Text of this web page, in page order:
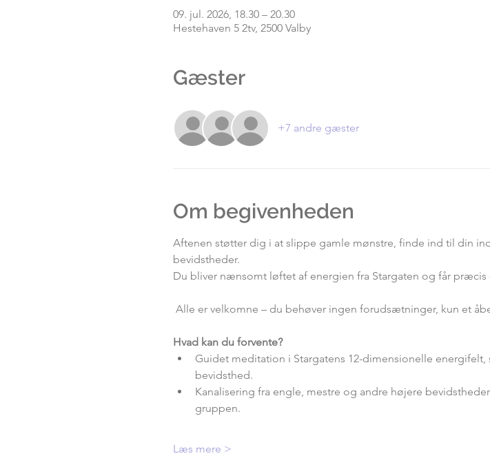
09. jul. 2026, 18.30 – 20.30
Hestehaven 5 2tv, 2500 Valby
Gæster
+7 andre gæster
Om begivenheden
Aftenen støtter dig i at slippe gamle mønstre, finde ind til din
bevidstheder.
Du bliver nænsomt løftet af energien fra Stargaten og får
Alle er velkomne – du behøver ingen forudsætninger, kun et
Hvad kan du forvente?
Guidet meditation i Stargatens 12-dimensionelle
bevidsthed.
Kanalisering fra engle, mestre og andre højere
gruppen.
Læs mere >